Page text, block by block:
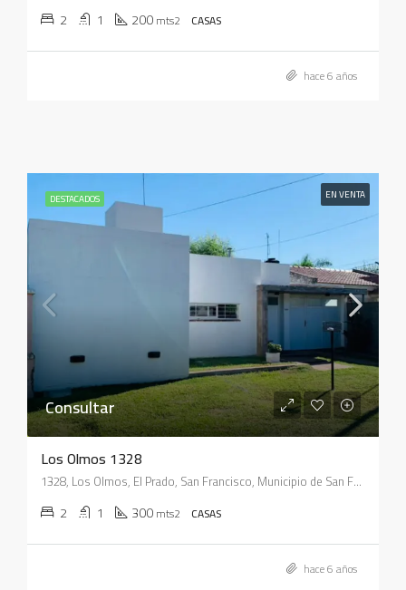
2 1 200mts2 CASAS
hace 6 años
DESTACADOS EN VENTA
Consultar
Los Olmos 1328
1328, Los Olmos, El Prado, San Francisco, Municipio de San Francisco, Pedanía Juárez Celman, Departamento San Justo, Córdoba, X2400, Argentina
2 1 300mts2 CASAS
hace 6 años